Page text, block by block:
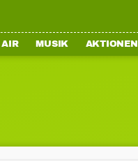
MUSIK AKTIONEN